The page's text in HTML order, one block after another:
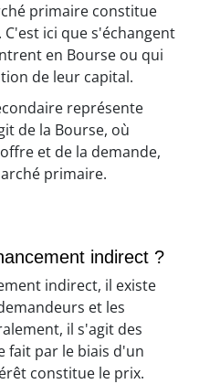
primaire constitue
ici que s'échangent
en Bourse ou qui
de leur capital.
représente
de la Bourse, où
et de la demande,
primaire.
indirect ?
indirect, il existe
et les
il s'agit des
fait par le biais d'un
constitue le prix.